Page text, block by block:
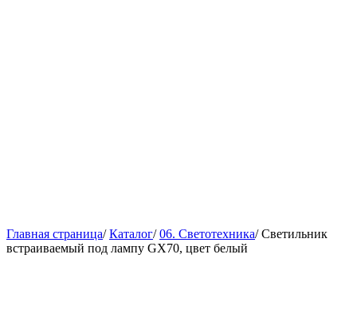
Главная страница/ Каталог/ 06. Светотехника/ Светильник
встраиваемый под лампу GX70, цвет белый